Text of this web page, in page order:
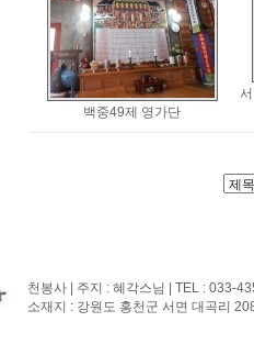
백중49제 영가단
천봉사 | 주지 : 혜각스님 | TEL : 033-
소재지 : 강원도 홍천군 서면 대곡리